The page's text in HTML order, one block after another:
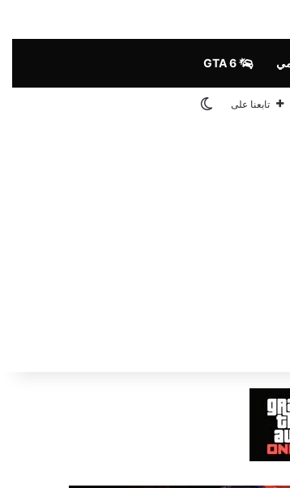
تابعنا على الوضع المظلم